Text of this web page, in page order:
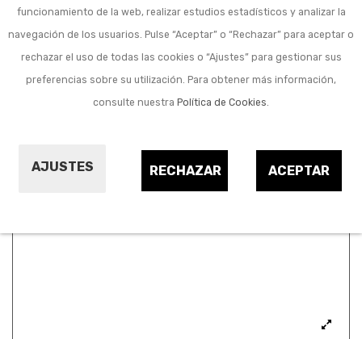
funcionamiento de la web, realizar estudios estadísticos y analizar la
navegación de los usuarios. Pulse “Aceptar” o “Rechazar” para aceptar o
rechazar el uso de todas las cookies o “Ajustes” para gestionar sus
preferencias sobre su utilización. Para obtener más información,
consulte nuestra Política de Cookies.
AJUSTES ACEPTAR
RECHAZAR